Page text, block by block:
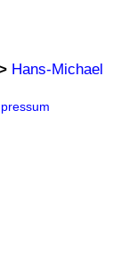
Hans-Michael